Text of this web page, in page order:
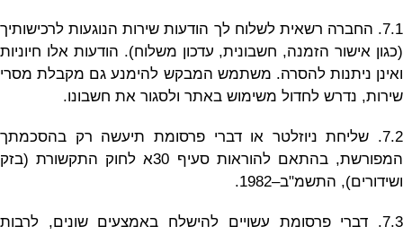
7.1. החברה רשאית לשלוח לך הודעות שירות הנוגעות לרכישותיך
(כגון אישור הזמנה, חשבונית, עדכון משלוח). הודעות אלו חיוניות
ואינן ניתנות להסרה. משתמש המבקש להימנע גם מקבלת מסרי
שירות, נדרש לחדול משימוש באתר ולסגור את חשבונו.
7.2. שליחת ניוזלטר או דברי פרסומת תיעשה רק בהסכמתך
המפורשת, בהתאם להוראות סעיף 30א לחוק התקשורת (בזק
ושידורים), התשמ"ב–1982.
7.3. דברי פרסומת עשויים להישלח באמצעים שונים, לרבות